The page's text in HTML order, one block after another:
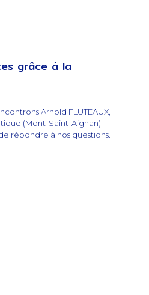
grâce à la
Arnold FLUTEAUX,
(Mont-Saint-Aignan)
répondre à nos questions.